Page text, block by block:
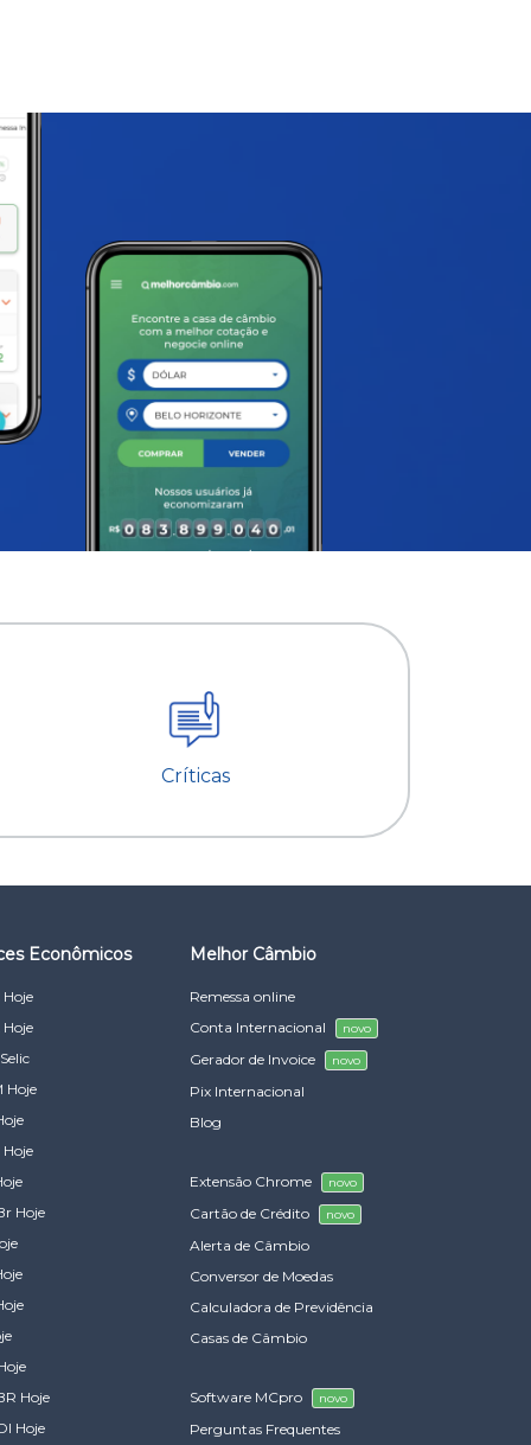
Críticas
Econômicos
Hoje
Hoje
Hoje
Hoje
Hoje
Hoje
Hoje
Melhor Câmbio
Remessa online
Conta Internacional
novo
Gerador de Invoice novo
Pix Internacional
Blog
Extensão Chrome novo
Cartão de Crédito novo
Alerta de Câmbio
Conversor de Moedas
Calculadora de Previdência
Casas de Câmbio
Software MCpro novo
Perguntas Frequentes